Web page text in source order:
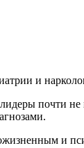
и
почти не
и